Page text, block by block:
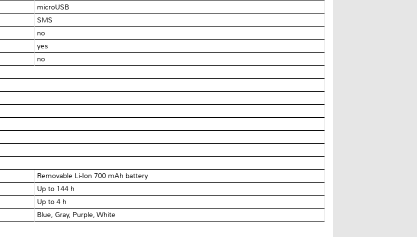
microUSB
SMS
no
yes
no
Removable Li-Ion 700 mAh battery
Up to 144 h
Up to 4 h
Blue, Gray, Purple, White